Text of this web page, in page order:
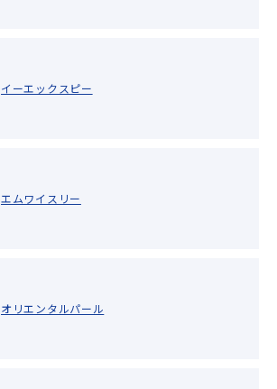
イーエックスピー
エムワイスリー
オリエンタルパール